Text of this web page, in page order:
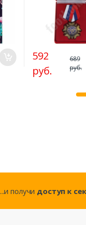
592
руб.
689
руб.
...и получи доступ к